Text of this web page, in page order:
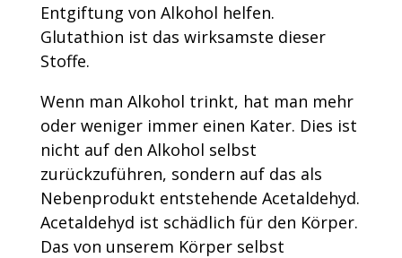
Entgiftung von Alkohol helfen.
Glutathion ist das wirksamste dieser
Stoffe.
Wenn man Alkohol trinkt, hat man mehr
oder weniger immer einen Kater. Dies ist
nicht auf den Alkohol selbst
zurückzuführen, sondern auf das als
Nebenprodukt entstehende Acetaldehyd.
Acetaldehyd ist schädlich für den Körper.
Das von unserem Körper selbst